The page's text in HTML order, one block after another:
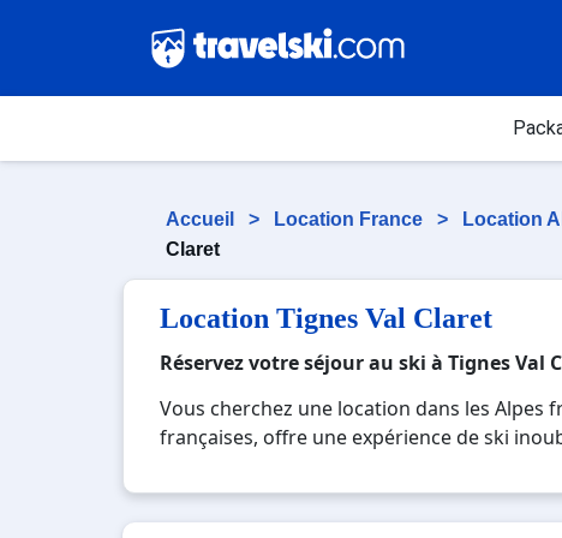
Accueil > Location France > Location
Claret
Location Tignes Val Claret
Réservez votre séjour au ski à Tignes Val
Vous cherchez une location dans les Alpes
françaises, offre une expérience de ski
particulièrement les 300 kilomètres de
hors-piste pour les plus aventureux. Les